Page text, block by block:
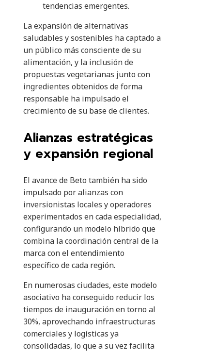
tendencias emergentes.
La expansión de alternativas
saludables y sostenibles ha captado a
un público más consciente de su
alimentación, y la inclusión de
propuestas vegetarianas junto con
ingredientes obtenidos de forma
responsable ha impulsado el
crecimiento de su base de clientes.
Alianzas estratégicas
y expansión regional
El avance de Beto también ha sido
impulsado por alianzas con
inversionistas locales y operadores
experimentados en cada especialidad,
configurando un modelo híbrido que
combina la coordinación central de la
marca con el entendimiento
específico de cada región.
En numerosas ciudades, este modelo
asociativo ha conseguido reducir los
tiempos de inauguración en torno al
30%, aprovechando infraestructuras
comerciales y logísticas ya
consolidadas, lo que a su vez facilita